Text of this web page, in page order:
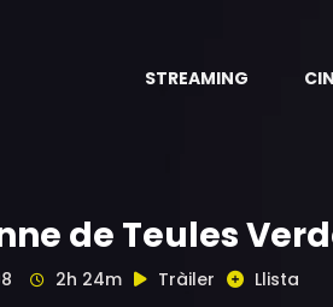
STREAMING
de Teules
2h 24m Tràiler Llista